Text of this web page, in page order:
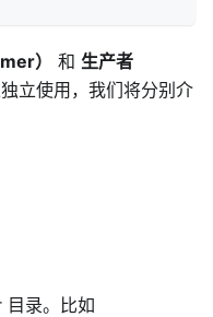
） 和 生产者
立使用，我们将分别介
目录。比如